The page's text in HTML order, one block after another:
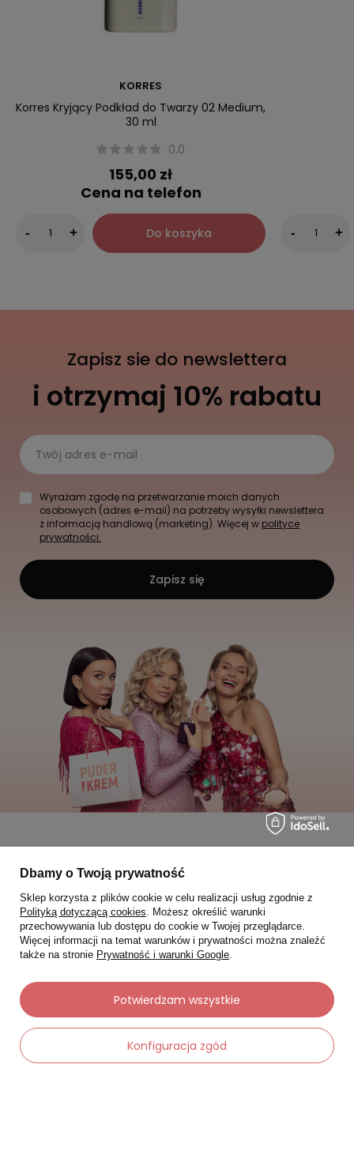
KORRES
Korres Kryjący Podkład do Twarzy 02 Medium,
30 ml
0.0
155,00 zł
Cena na telefon
- + Do koszyka - +
Zapisz sie do newslettera
i otrzymaj 10% rabatu
Twój adres e-mail
Wyrażam zgodę na przetwarzanie moich danych
osobowych (adres e-mail) na potrzeby wysyłki newslettera
z informacją handlową (marketing). Więcej w polityce
prywatności.
Zapisz się
Moje zamówienia
Status zamówienia
Śledzenie przesyłki
Chcę zareklamować produkt
Chcę zwrócić produkt
Chcę wymienić towar
Kontakt
Dbamy o Twoją prywatność
Sklep korzysta z plików cookie w celu realizacji usług zgodnie z
Polityką dotyczącą cookies. Możesz określić warunki
przechowywania lub dostępu do cookie w Twojej przeglądarce.
Więcej informacji na temat warunków i prywatności można znaleźć
także na stronie Prywatność i warunki Google.
Konfiguracja zgód
Potwierdzam wszystkie